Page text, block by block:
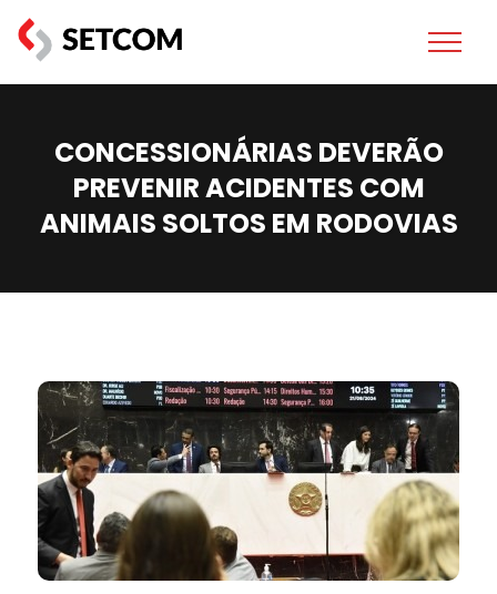
CONCESSIONÁRIAS DEVERÃO
PREVENIR ACIDENTES COM
ANIMAIS SOLTOS EM RODOVIAS